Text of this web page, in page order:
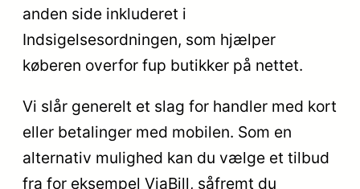
anden side inkluderet i
Indsigelsesordningen, som hjælper
køberen overfor fup butikker på nettet.
Vi slår generelt et slag for handler med kort
eller betalinger med mobilen. Som en
alternativ mulighed kan du vælge et tilbud
fra for eksempel ViaBill, såfremt du